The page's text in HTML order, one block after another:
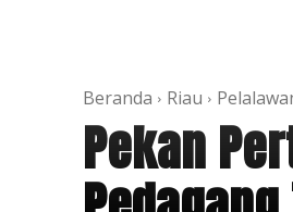
Beranda Riau
Pekan